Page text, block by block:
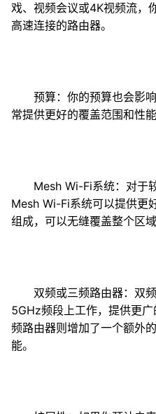
戏、视频会议或4K视频流，
高速连接的路由器。
预算：你的预算也会影
常提供更好的覆盖范围和性
Mesh Wi-Fi系统：对于
Mesh Wi-Fi系统可以提供更
组成，可以无缝覆盖整个区域
双频或三频路由器：双
5GHz频段上工作，提供更
频路由器则增加了一个额外
能。